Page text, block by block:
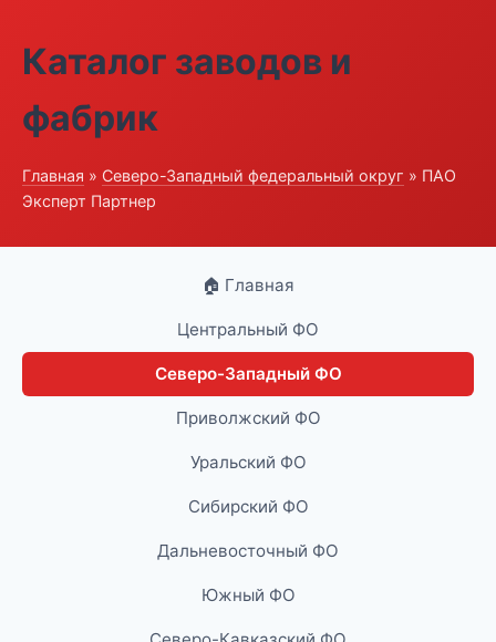
Каталог заводов и
фабрик
Главная » Северо-Западный федеральный округ » ПАО
Эксперт Партнер
🏠 Главная
Центральный ФО
Северо-Западный ФО
Приволжский ФО
Уральский ФО
Сибирский ФО
Дальневосточный ФО
Южный ФО